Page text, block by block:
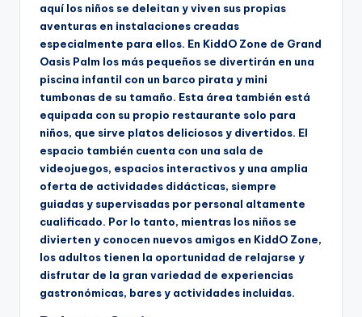
aquí los niños se deleitan y viven sus propias
aventuras en instalaciones creadas
especialmente para ellos. En KiddO Zone de Grand
Oasis Palm los más pequeños se divertirán en una
piscina infantil con un barco pirata y mini
tumbonas de su tamaño. Esta área también está
equipada con su propio restaurante solo para
niños, que sirve platos deliciosos y divertidos. El
espacio también cuenta con una sala de
videojuegos, espacios interactivos y una amplia
oferta de actividades didácticas, siempre
guiadas y supervisadas por personal altamente
cualificado. Por lo tanto, mientras los niños se
divierten y conocen nuevos amigos en KiddO Zone,
los adultos tienen la oportunidad de relajarse y
disfrutar de la gran variedad de experiencias
gastronómicas, bares y actividades incluidas.